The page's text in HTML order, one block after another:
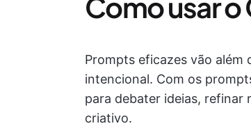
Prompts eficazes vão
intencional. Com os
para debater ideias, refinar
criativo.